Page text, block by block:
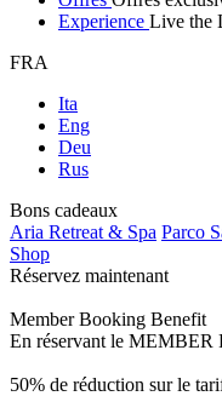
Experience Live the
FRA
Ita
Eng
Deu
Rus
Bons cadeaux
Aria Retreat & Spa Parco
Shop
Réservez maintenant
Member Booking Benefit
En réservant le MEMBER
50% de réduction sur le